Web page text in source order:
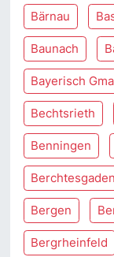
Bärnau
Baunach
Bayerisch
Bechtsrieth
Benningen
Berchtesgaden
Bergen
Bergrheinfeld